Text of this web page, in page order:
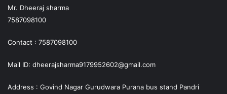
Mr. Dheeraj sharma
7587098100
Contact : 7587098100
Mail ID: dheerajsharma9179952602@gmail.com
Address : Govind Nagar Gurudwara Purana bus stand Pandri